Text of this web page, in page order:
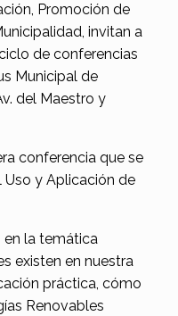
Promoción de
invitan a
de conferencias
Municipal de
del Maestro y
conferencia que se
y Aplicación de
en la temática
existen en nuestra
práctica, cómo
Renovables